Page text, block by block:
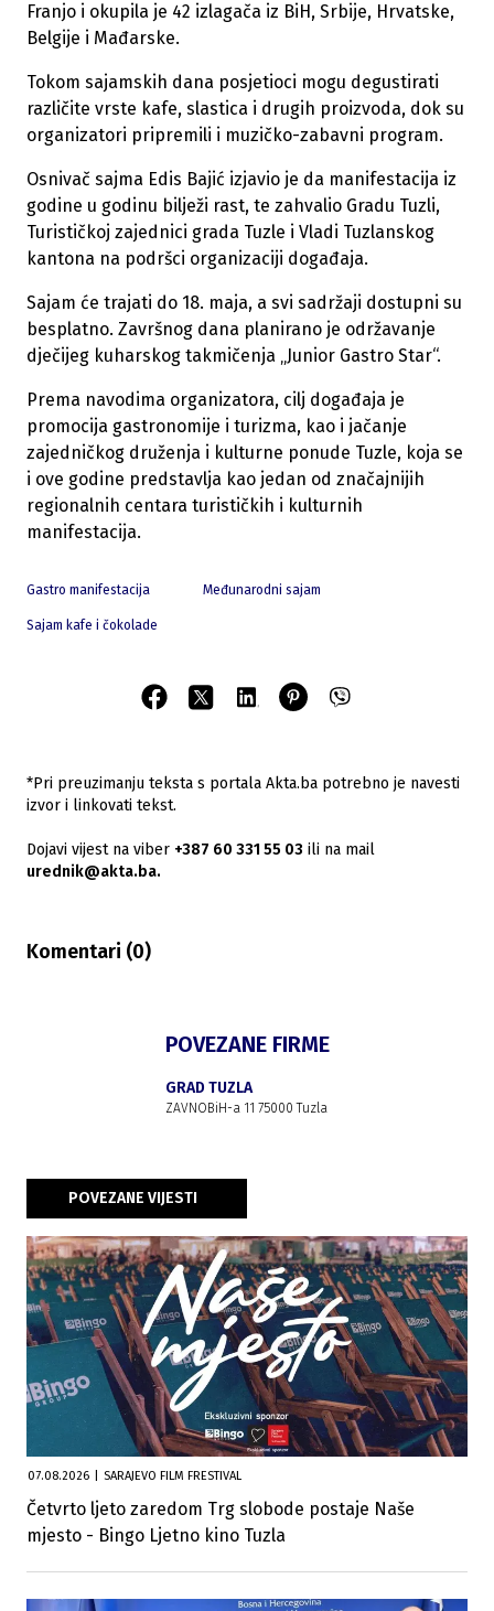
Franjo i okupila je 42 izlagača iz BiH, Srbije, Hrvatske,
Belgije i Mađarske.
Tokom sajamskih dana posjetioci mogu degustirati
različite vrste kafe, slastica i drugih proizvoda, dok su
organizatori pripremili i muzičko-zabavni program.
Osnivač sajma Edis Bajić izjavio je da manifestacija iz
godine u godinu bilježi rast, te zahvalio Gradu Tuzli,
Turističkoj zajednici grada Tuzle i Vladi Tuzlanskog
kantona na podršci organizaciji događaja.
Sajam će trajati do 18. maja, a svi sadržaji dostupni su
besplatno. Završnog dana planirano je održavanje
dječijeg kuharskog takmičenja „Junior Gastro Star“.
Prema navodima organizatora, cilj događaja je
promocija gastronomije i turizma, kao i jačanje
zajedničkog druženja i kulturne ponude Tuzle, koja se
i ove godine predstavlja kao jedan od značajnijih
regionalnih centara turističkih i kulturnih
manifestacija.
Gastro manifestacija Međunarodni sajam
Sajam kafe i čokolade
*Pri preuzimanju teksta s portala Akta.ba potrebno je navesti
izvor i linkovati tekst.
Dojavi vijest na viber +387 60 331 55 03 ili na mail
urednik@akta.ba.
Komentari (0)
POVEZANE FIRME
GRAD TUZLA
ZAVNOBiH-a 11 75000 Tuzla
POVEZANE VIJESTI
07.08.2026 SARAJEVO FILM FRESTIVAL
Četvrto ljeto zaredom Trg slobode postaje Naše
mjesto - Bingo Ljetno kino Tuzla